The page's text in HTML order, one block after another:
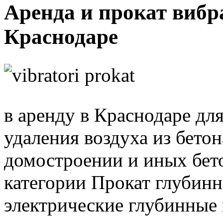
Аренда и прокат
Краснодаре
в аренду в Краснодаре
удаления воздуха из
домостроении и иных
категории Прокат
электрические